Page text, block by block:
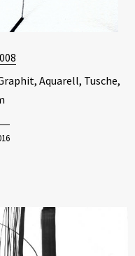
Aquarell, Tusche,